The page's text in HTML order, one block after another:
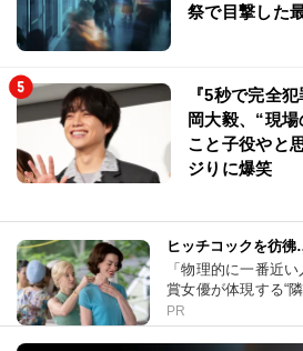
祭で目撃した
『5秒で完全
岡大毅、“現
こと子役やと
ジりに爆笑
ヒッチコックを彷彿
「物理的に一番近
賞女優が体現する“
PR